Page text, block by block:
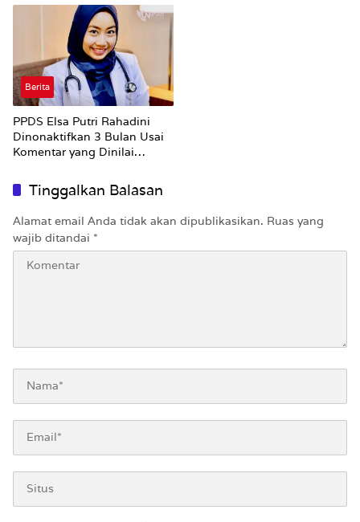
Pungli dan Pemerasan
Supplier harus Berhenti
Berita
PPDS Elsa Putri Rahadini
Dinonaktifkan 3 Bulan Usai
Komentar yang Dinilai
Tinggalkan Balasan
Alamat email Anda tidak akan dipublikasikan. Ruas yang
wajib ditandai *